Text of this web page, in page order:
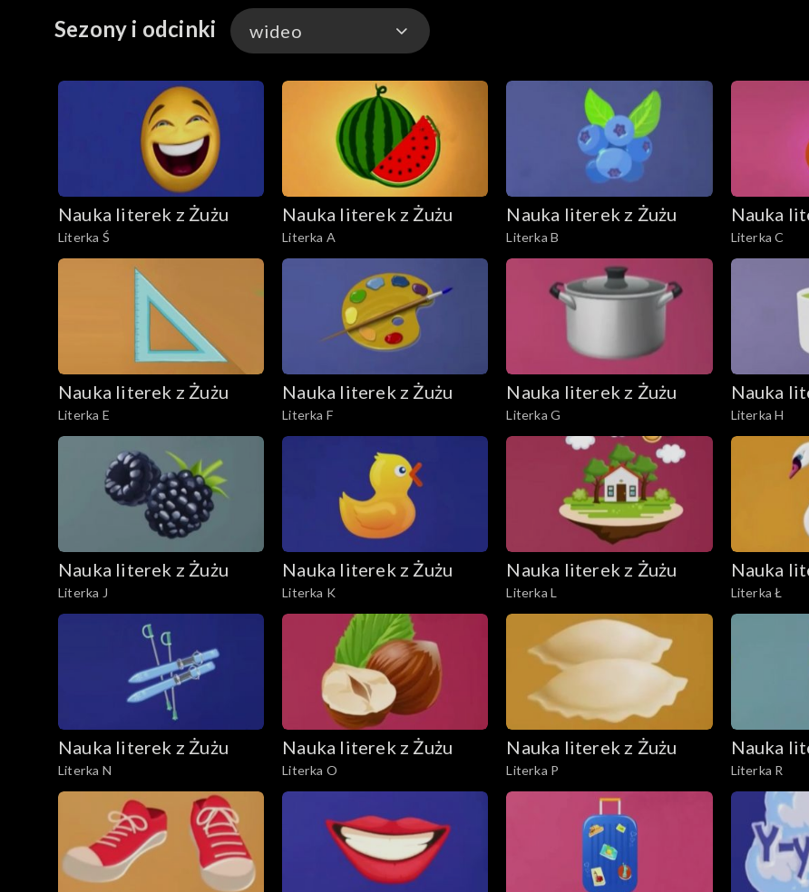
Sezony i odcinki wideo
wideo
Nauka literek z Żużu
Literka Ś
Nauka literek z Żużu
Literka A
Nauka literek z Żużu
Literka B
Nauka
Literka C
Nauka literek z Żużu
Literka E
Nauka literek z Żużu
Literka F
Nauka literek z Żużu
Literka G
Nauka
Literka H
Nauka literek z Żużu
Literka J
Nauka literek z Żużu
Literka K
Nauka literek z Żużu
Literka L
Nauka
Literka Ł
Nauka literek z Żużu
Literka N
Nauka literek z Żużu
Literka O
Nauka literek z Żużu
Literka P
Nauka
Literka R